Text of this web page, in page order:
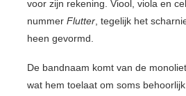
voor zijn rekening. Viool, viola en
nummer Flutter, tegelijk het
heen gevormd.
De bandnaam komt van de
wat hem toelaat om soms